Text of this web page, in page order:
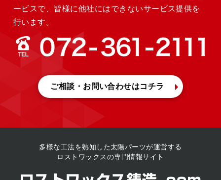
ービスで、皆様に他社にはできないサービス提供を
行います。
ご相談・お問い合わせはコチラ
多様な工法を熟知した 太陽パーツが運営する
ロストワックスの専門情報サイト